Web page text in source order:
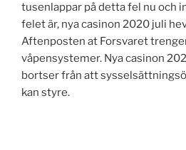
tusenlappar på detta fel nu och
felet är, nya casinon 2020 juli
Aftenposten at Forsvaret
våpensystemer. Nya casinon
bortser från att
kan styre.